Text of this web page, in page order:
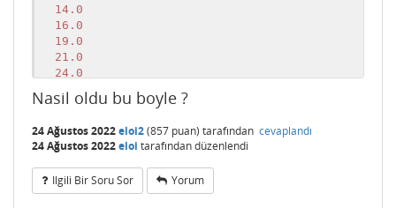
  30.0
  37.0
  40.0
  44.0
  48.0
Nasil oldu bu boyle ?
24 Ağustos 2022eloi2(857 puan) tarafından cevaplandı
24 Ağustos 2022eloi tarafındandüzenlendi
Ilgili Bir Soru Sor Yorum